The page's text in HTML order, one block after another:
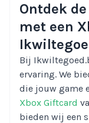
Ontdek
met een
Bij
ervaring. We
die jouw game
Xbox Giftcard
bieden wij een